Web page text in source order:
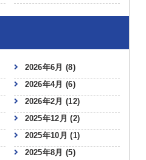
2026年6月 (8)
2026年4月 (6)
2026年2月 (12)
2025年12月 (2)
2025年10月 (1)
2025年8月 (5)